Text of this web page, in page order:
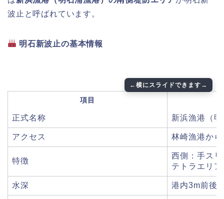
波止と呼ばれています。
明石新波止の基本情報
項目
正式名称 新浜漁港（
アクセス 林崎漁港か
特徴
西側：手ス
テトラエリア
水深 港内3m前後